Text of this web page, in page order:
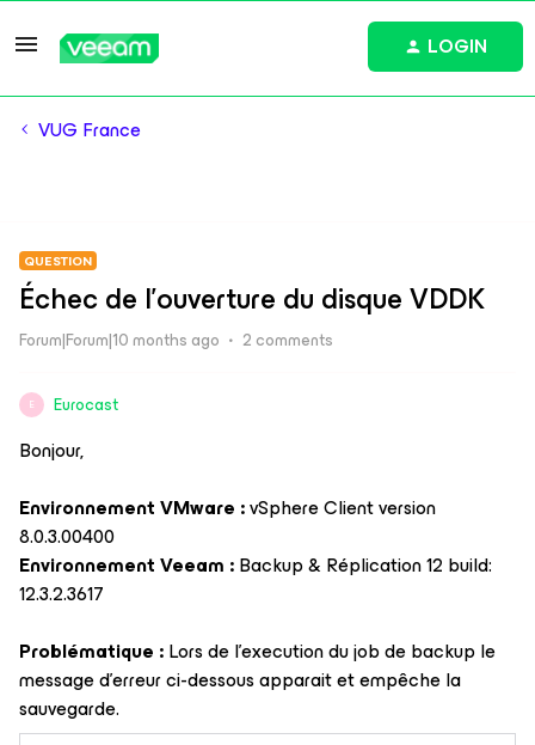
LOGIN
VUG France
QUESTION
Échec de l'ouverture du disque VDDK
Forum|Forum|10 months ago 2 comments
E Eurocast
Bonjour,
Environnement VMware :vSphere Client version
8.0.3.00400
Environnement Veeam :Backup & Réplication 12 build:
12.3.2.3617
Problématique :Lors de l’execution du job de backup le
message d’erreur ci-dessous apparait et empêche la
sauvegarde.